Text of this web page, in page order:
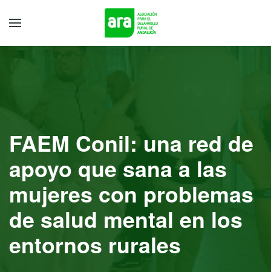
FAEM Conil: una red de
apoyo que sana a las
mujeres con problemas
de salud mental en los
entornos rurales